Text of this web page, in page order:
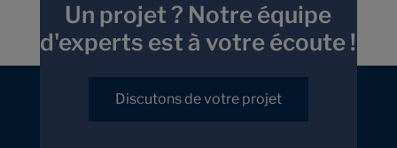
Un projet ? Notre équipe
d'experts est à votre écoute !
Discutons de votre projet